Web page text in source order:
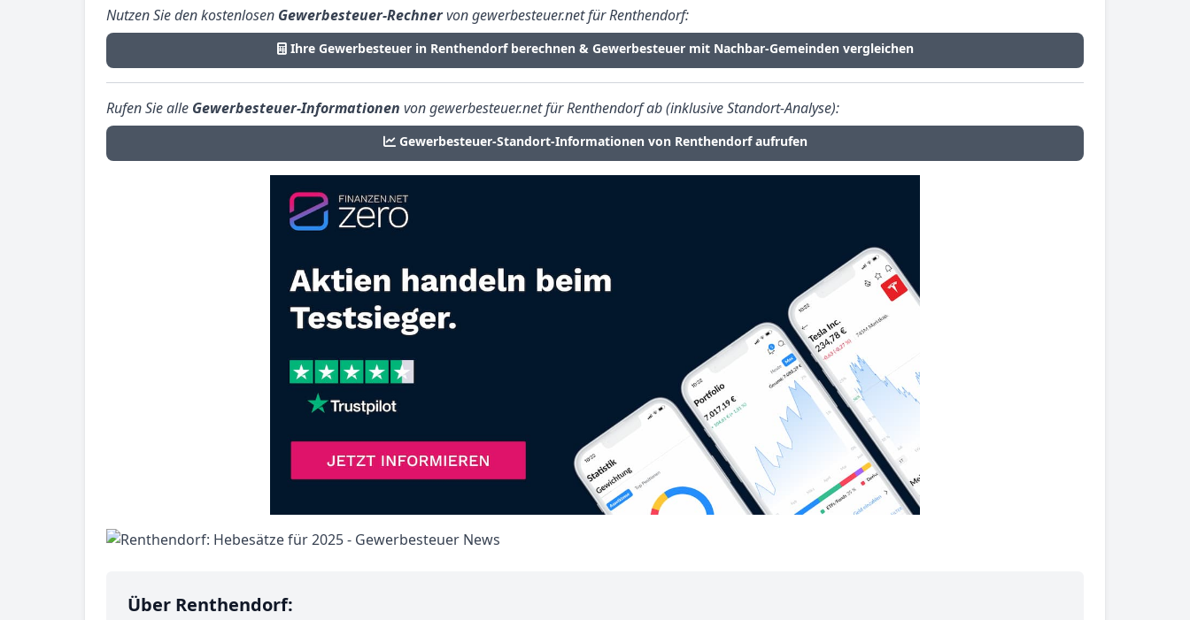
Nutzen Sie den kostenlosen Gewerbesteuer-Rechnervon gewerbesteuer.net für Renthendorf:
Ihre Gewerbesteuer in Renthendorf berechnen & Gewerbesteuer mit Nachbar-Gemeinden vergleichen
Rufen Sie alle Gewerbesteuer-Informationen von gewerbesteuer.net für Renthendorf ab (inklusive Standort-Analyse):
Gewerbesteuer-Standort-Informationen von Renthendorf aufrufen
Über Renthendorf: